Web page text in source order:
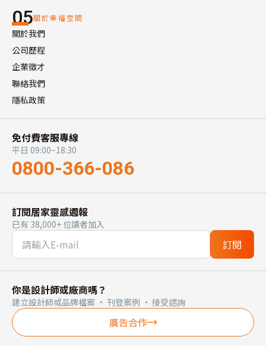
05關於幸福空間
關於我們
公司歷程
企業徵才
聯絡我們
隱私政策
免付費客服專線
平日 09:00~18:30
0800-366-086
訂閱居家靈感週報
已有 38,000+ 位讀者加入
訂閱
你是設計師或廠商嗎？
建立設計師或品牌檔案 · 刊登案例 · 接受諮詢
廣告合作